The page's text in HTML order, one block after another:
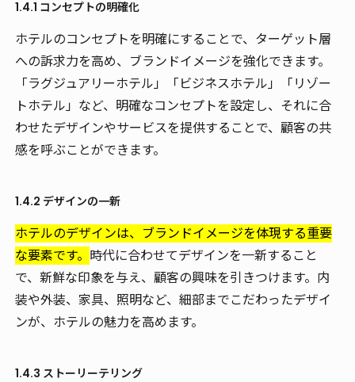
1.4.1 コンセプトの明確化
ホテルのコンセプトを明確にすることで、ターゲット層
への訴求力を高め、ブランドイメージを強化できます。
「ラグジュアリーホテル」「ビジネスホテル」「リゾー
トホテル」など、明確なコンセプトを設定し、それに合
わせたデザインやサービスを提供することで、顧客の共
感を呼ぶことができます。
1.4.2 デザインの一新
ホテルのデザインは、ブランドイメージを体現する重要
な要素です。 時代に合わせてデザインを一新すること
で、新鮮な印象を与え、顧客の興味を引きつけます。内
装や外装、家具、照明など、細部までこだわったデザイ
ンが、ホテルの魅力を高めます。
1.4.3 ストーリーテリング